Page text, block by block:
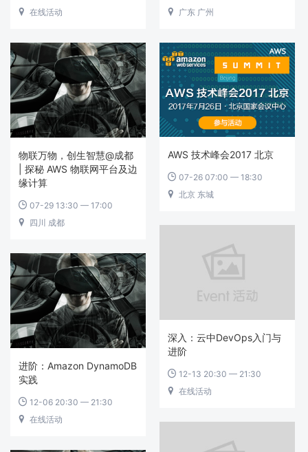
 在线活动  广东 广州
物联万物，创生智慧@成都
| 探秘 AWS 物联网平台及边
缘计算
 07-29 13:30 — 17:00
 四川 成都
AWS 技术峰会2017 北京
 07-26 07:00 — 18:30
 北京 东城
深入：云中DevOps入门与
进阶
 12-13 20:30 — 21:30
 在线活动
进阶：Amazon DynamoDB
实践
 12-06 20:30 — 21:30
 在线活动